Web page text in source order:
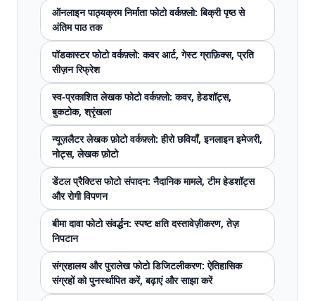
ऑनलाइन पाठ्यक्रम निर्माता फोटो वर्कफ़्लो: बिक्री पृष्ठ से
अंतिम पाठ तक
पॉडकास्टर फोटो वर्कफ़्लो: कवर आर्ट, गेस्ट ग्राफ़िक्स, प्रति
सीज़न रिफ्रेश
स्व-प्रकाशित लेखक फोटो वर्कफ़्लो: कवर, हेडशॉट्स,
बुकटोक, श्रृंखला
न्यूज़लैटर लेखक फ़ोटो वर्कफ़्लो: हीरो छवियाँ, इनलाइन इमेजरी,
नोट्स, लेखक फ़ोटो
डेंटल प्रैक्टिस फोटो संपादन: नैदानिक ​​मामले, टीम हेडशॉट्स
और रोगी विपणन
बीमा दावा फोटो संवर्द्धन: स्पष्ट क्षति दस्तावेज़ीकरण, तेज़
निपटान
संग्रहालय और पुरालेख फोटो डिजिटलीकरण: ऐतिहासिक
संग्रहों को पुनर्स्थापित करें, बढ़ाएं और साझा करें